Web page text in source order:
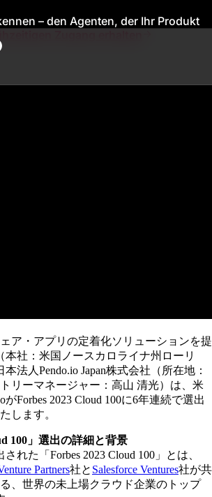
– den Agenten, der Ihr Produkt
Zugang erhalten
ア・アプリの定着化ソリューションを提
本社：米国ノースカロライナ州ローリ
法人Pendo.io Japan株式会社（所在地：
リーマネージャー：高山 清光）は、米
がForbes 2023 Cloud 100に6年連続で選出
します。
100」選出の詳細と背景
れた「Forbes 2023 Cloud 100」とは、
Partners社と Salesforce Ventures社が共
、世界の未上場クラウド企業のトップ